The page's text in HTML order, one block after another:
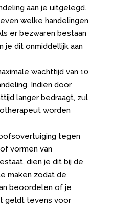
aan je uitgelegd.
welke handelingen
er bezwaren bestaan
je dit onmiddellijk aan
wachttijd van 10
Indien door
langer bedraagt, zul
worden
tegen
vormen van
dien je dit bij de
maken zodat de
beoordelen of je
geldt tevens voor